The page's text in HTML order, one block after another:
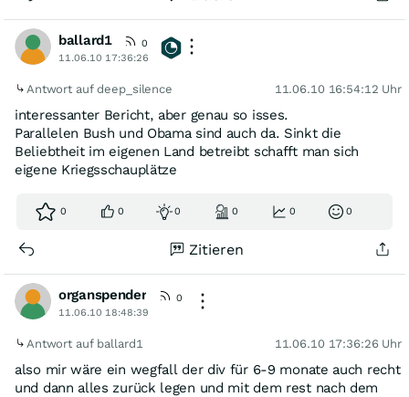
ballard1
0
11.06.10 17:36:26
Antwort auf deep_silence 11.06.10 16:54:12 Uhr
interessanter Bericht, aber genau so isses.
Parallelen Bush und Obama sind auch da. Sinkt die
Beliebtheit im eigenen Land betreibt schafft man sich
eigene Kriegsschauplätze
0 0 0 0 0 0
Zitieren
organspender
0
11.06.10 18:48:39
Antwort auf ballard1 11.06.10 17:36:26 Uhr
also mir wäre ein wegfall der div für 6-9 monate auch recht
und dann alles zurück legen und mit dem rest nach dem